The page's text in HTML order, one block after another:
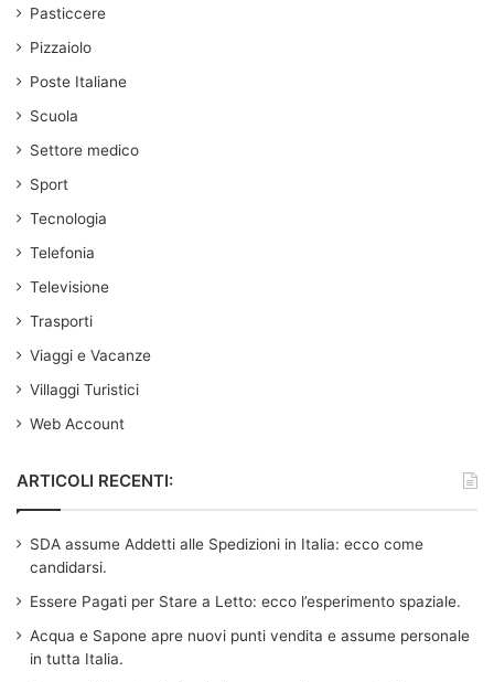
Pasticcere
Pizzaiolo
Poste Italiane
Scuola
Settore medico
Sport
Tecnologia
Telefonia
Televisione
Trasporti
Viaggi e Vacanze
Villaggi Turistici
Web Account
ARTICOLI RECENTI:
SDA assume Addetti alle Spedizioni in Italia: ecco come
candidarsi.
Essere Pagati per Stare a Letto: ecco l’esperimento spaziale.
Acqua e Sapone apre nuovi punti vendita e assume personale
in tutta Italia.